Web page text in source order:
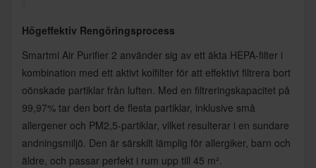
Högeffektiv Rengöringsprocess
Smartmi Air Purifier 2 använder sig av ett äkta HEPA-filter i
kombination med ett aktivt kolfilter för att effektivt filtrera bort
oönskade partiklar från luften. Med en filtreringskapacitet på
99,97% tar den bort de flesta partiklar, inklusive små
allergener och PM2,5-partiklar, vilket resulterar i en sundare
andningsmiljö. Den är särskilt lämplig för allergiker, barn och
äldre, och passar perfekt i rum upp till 45 m².